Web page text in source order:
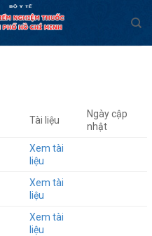
Tài liệu
Ngày cập
nhật
Xem tài
liệu
Xem tài
liệu
Xem tài
liệu